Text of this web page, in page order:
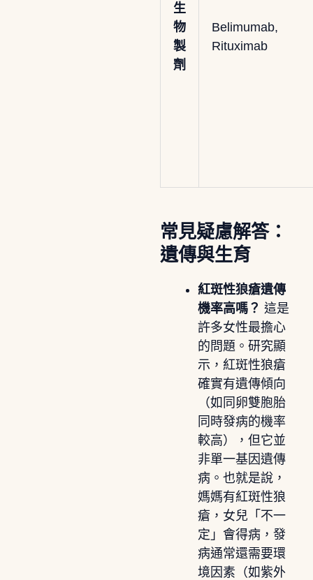
生
物
製
劑
Belimumab,
Rituximab
常見疑慮解答：
遺傳與生育
紅斑性狼瘡遺傳
機率高嗎？ 這是
許多女性最擔心
的問題。研究顯
示，紅斑性狼瘡
確實有遺傳傾向
（如同卵雙胞胎
同時發病的機率
較高），但它並
非單一基因遺傳
病。也就是說，
媽媽有紅斑性狼
瘡，女兒「不一
定」會得病，發
病通常還需要環
境因素（如紫外